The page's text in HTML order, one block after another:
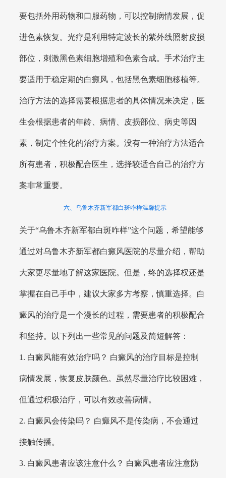
要包括外用药物和口服药物，可以控制病情发展，促
进色素恢复。光疗是利用特定波长的紫外线照射皮损
部位，刺激黑色素细胞增殖和色素合成。手术治疗主
要适用于稳定期的白癜风，包括黑色素细胞移植等。
治疗方法的选择需要根据患者的具体情况来决定，医
生会根据患者的年龄、病情、皮损部位、病史等因
素，制定个性化的治疗方案。没有一种治疗方法适合
所有患者，积极配合医生，选择较适合自己的治疗方
案非常重要。
六、乌鲁木齐新军都白斑咋样温馨提示
关于“乌鲁木齐新军都白斑咋样”这个问题，希望能够
通过对乌鲁木齐新军都白癜风医院的尽量介绍，帮助
大家更尽量地了解这家医院。但是，终的选择权还是
掌握在自己手中，建议大家多方考察，慎重选择。白
癜风的治疗是一个漫长的过程，需要患者的积极配合
和坚持。以下列出一些常见的问题及简短解答：
1. 白癜风能有效治疗吗？ 白癜风的治疗目标是控制
病情发展，恢复皮肤颜色。虽然尽量治疗比较困难，
但通过积极治疗，可以有效改善病情。
2. 白癜风会传染吗？ 白癜风不是传染病，不会通过
接触传播。
3. 白癜风患者应该注意什么？ 白癜风患者应注意防